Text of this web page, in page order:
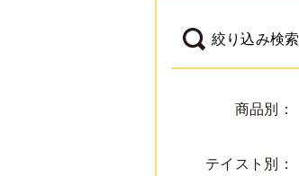
絞り込み検索
商品別：
テイスト別：